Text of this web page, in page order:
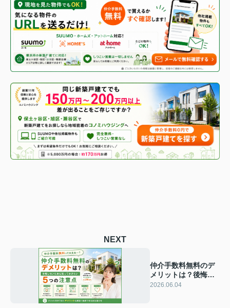
NEXT
仲介手数料無料のデ
メリットは？後悔し
ないために知ってお
2026.06.04